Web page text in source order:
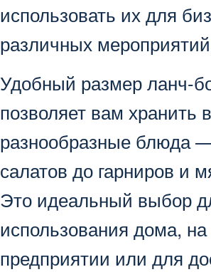
использовать их для
различных
Удобный размер ланч-
позволяет вам хранить
разнообразные блюда
салатов до гарниров и
Это идеальный выбор
использования дома, на
предприятии или для